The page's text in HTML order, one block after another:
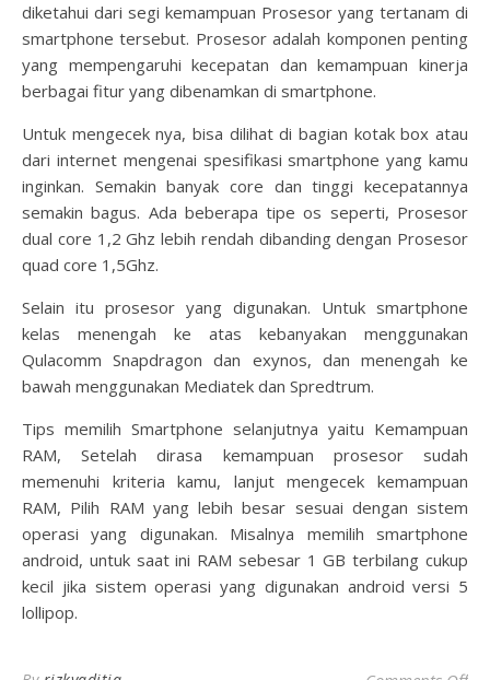
diketahui dari segi kemampuan Prosesor yang tertanam di
smartphone tersebut. Prosesor adalah komponen penting
yang mempengaruhi kecepatan dan kemampuan kinerja
berbagai fitur yang dibenamkan di smartphone.
Untuk mengecek nya, bisa dilihat di bagian kotak box atau
dari internet mengenai spesifikasi smartphone yang kamu
inginkan. Semakin banyak core dan tinggi kecepatannya
semakin bagus. Ada beberapa tipe os seperti, Prosesor
dual core 1,2 Ghz lebih rendah dibanding dengan Prosesor
quad core 1,5Ghz.
Selain itu prosesor yang digunakan. Untuk smartphone
kelas menengah ke atas kebanyakan menggunakan
Qulacomm Snapdragon dan exynos, dan menengah ke
bawah menggunakan Mediatek dan Spredtrum.
Tips memilih Smartphone selanjutnya yaitu Kemampuan
RAM, Setelah dirasa kemampuan prosesor sudah
memenuhi kriteria kamu, lanjut mengecek kemampuan
RAM, Pilih RAM yang lebih besar sesuai dengan sistem
operasi yang digunakan. Misalnya memilih smartphone
android, untuk saat ini RAM sebesar 1 GB terbilang cukup
kecil jika sistem operasi yang digunakan android versi 5
lollipop.